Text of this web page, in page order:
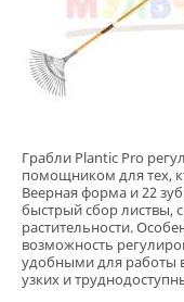
Грабли Plantic Pro
помощником для тех,
Веерная форма и 22
быстрый сбор листвы,
растительности.
возможность
удобными для работы
узких и